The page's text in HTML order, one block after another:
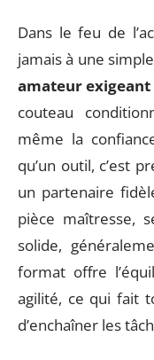
Dans le feu de
jamais à une
amateur exigeant
couteau
même la
qu’un outil, c’est
un partenaire
pièce maîtresse,
solide,
format offre
agilité, ce qui fait
d’enchaîner les